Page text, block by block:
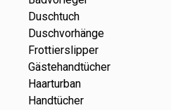
Duschtuch
Duschvorhänge
Frottierslipper
Gästehandtücher
Haarturban
Handtücher